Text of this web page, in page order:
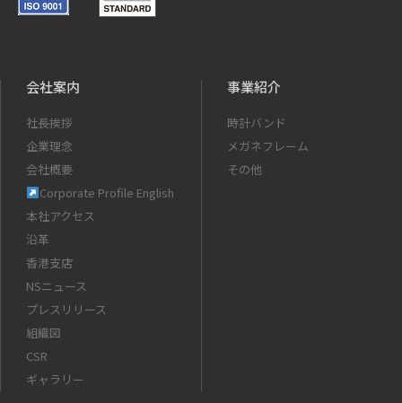
会社案内
社長挨拶
企業理念
会社概要
Corporate Profile English
本社アクセス
沿革
香港支店
NSニュース
プレスリリース
組織図
CSR
ギャラリー
事業紹介
時計バンド
メガネフレーム
その他